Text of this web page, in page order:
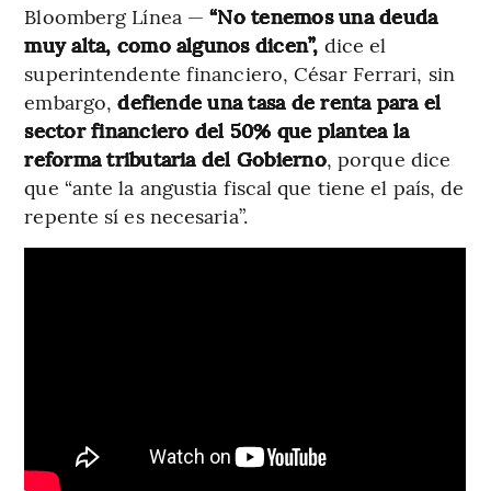
Bloomberg Línea —“No tenemos una deuda
muy alta, como algunos dicen”, dice el
superintendente financiero, César Ferrari, sin
embargo,defiende una tasa de renta para el
sector financiero del 50% que plantea la
reforma tributaria del Gobierno, porque dice
que “ante la angustia fiscal que tiene el país, de
repente sí es necesaria”.